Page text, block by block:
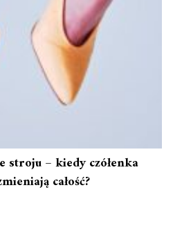
stroju – kiedy czółenka
całość?